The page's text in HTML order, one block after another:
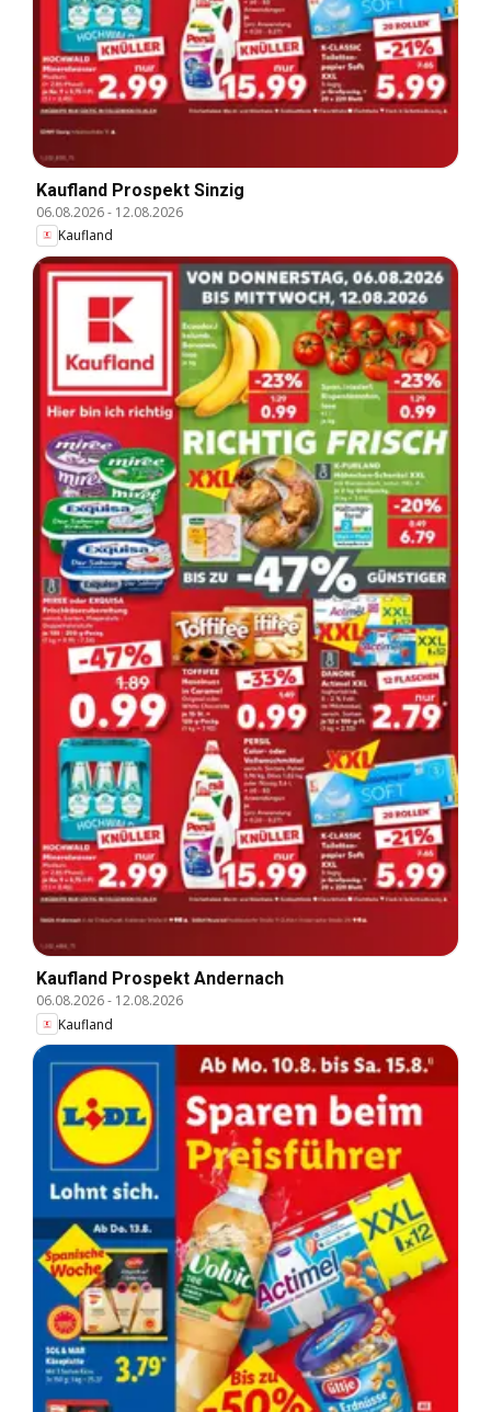
Kaufland Prospekt Sinzig
06.08.2026- 12.08.2026
Kaufland
Kaufland Prospekt Andernach
06.08.2026- 12.08.2026
Kaufland